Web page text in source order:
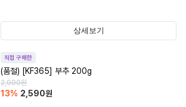
상세보기
직접 구매한
(품절) [KF365] 부추 200g
2,990원
13% 2,590원